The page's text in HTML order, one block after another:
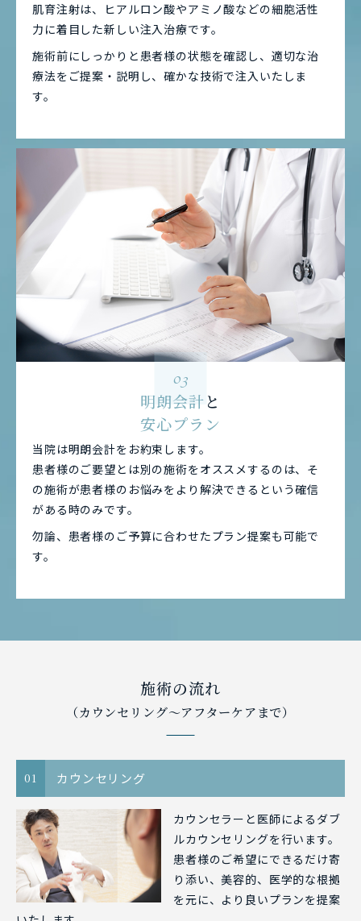
肌育注射は、ヒアルロン酸やアミノ酸などの細胞活性
力に着目した新しい注入治療です。
施術前にしっかりと患者様の状態を確認し、適切な治
療法をご提案・説明し、確かな技術で注入いたしま
す。
03
明朗会計と
安心プラン
当院は明朗会計をお約束します。
患者様のご要望とは別の施術をオススメするのは、そ
の施術が患者様のお悩みをより解決できるという確信
がある時のみです。
勿論、患者様のご予算に合わせたプラン提案も可能で
す。
施術の流れ
（カウンセリング〜アフターケアまで）
01 カウンセリング
カウンセラーと医師によるダブ
ルカウンセリングを行います。
患者様のご希望にできるだけ寄
り添い、美容的、医学的な根拠
を元に、より良いプランを提案